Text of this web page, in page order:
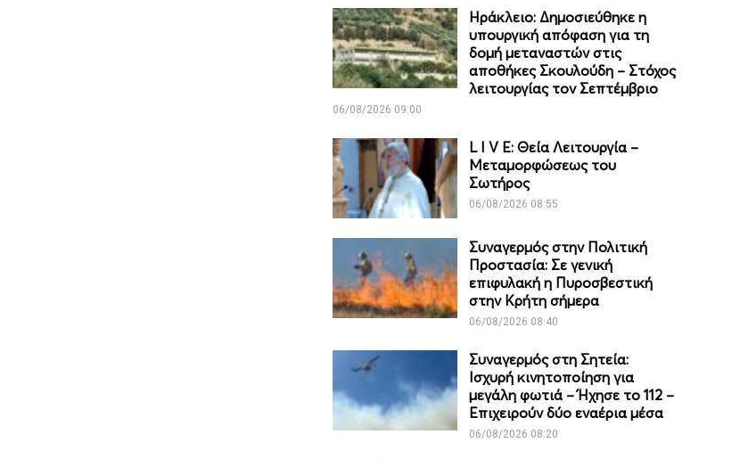
Ηράκλειο: Δημοσιεύθηκε η
υπουργική απόφαση για τη
δομή μεταναστών στις
αποθήκες Σκουλούδη – Στόχος
λειτουργίας τον Σεπτέμβριο
06/08/2026 09:00
L I V E: Θεία Λειτουργία –
Μεταμορφώσεως του
Σωτήρος
06/08/2026 08:55
Συναγερμός στην Πολιτική
Προστασία: Σε γενική
επιφυλακή η Πυροσβεστική
στην Κρήτη σήμερα
06/08/2026 08:40
Συναγερμός στη Σητεία:
Ισχυρή κινητοποίηση για
μεγάλη φωτιά – Ήχησε το 112 –
Επιχειρούν δύο εναέρια μέσα
06/08/2026 08:20